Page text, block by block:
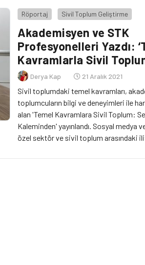
Röportaj Sivil Toplum Geliştirme
Akademisyen ve STK
Profesyonelleri Yazdı:
Kavramlarla Sivil
Derya Kap 21 Aralık 2021
Sivil toplumdaki temel kavramları,
toplumcuların bilgi ve deneyimleri ile
alan 'Temel Kavramlara Sivil Toplum:
Kaleminden' yayınlandı. Sosyal medya
özel sektör ve sivil toplum arasındaki
çok başlıkta 15 yazarın katkı sunduğu